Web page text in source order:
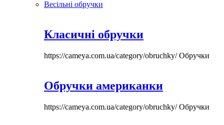
Весільні обручки
Класичні обручки
https://cameya.com.ua/category/obruchky/Обручки
Обручки американки
https://cameya.com.ua/category/obruchky/Обручки